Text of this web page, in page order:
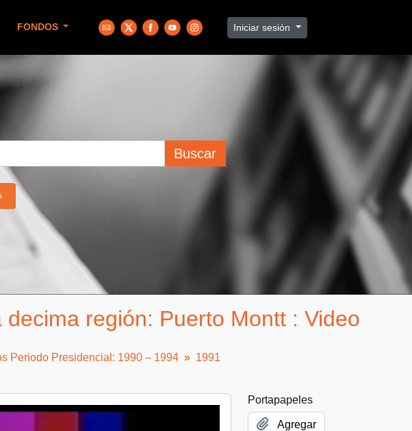
FONDOS Iniciar sesión
Buscar
región: Puerto Montt : Video
Periodo Presidencial: 1990 – 1994
1991
Portapapeles
Agregar